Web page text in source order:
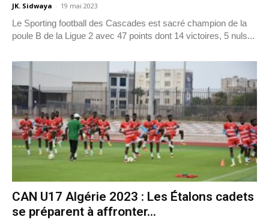
JK. Sidwaya - 19 mai 2023
Le Sporting football des Cascades est sacré champion de la
poule B de la Ligue 2 avec 47 points dont 14 victoires, 5 nuls...
CAN U17 Algérie 2023 : Les Étalons cadets
se préparent à affronter...